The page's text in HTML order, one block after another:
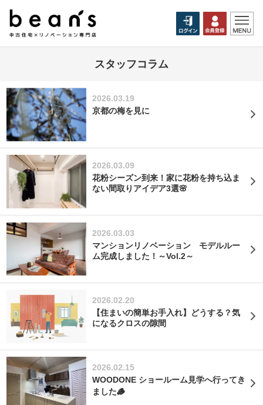
スタッフコラム
2026.03.19
京都の梅を見に
2026.03.09
花粉シーズン到来！家に花粉を持ち込ま
ない間取りアイデア3選🌸
2026.03.03
マンションリノベーション モデルルー
ム完成しました！～Vol.2～
2026.02.20
【住まいの簡単お手入れ】どうする？気
になるクロスの隙間
2026.02.15
WOODONE ショールーム見学へ行ってき
ました🪵